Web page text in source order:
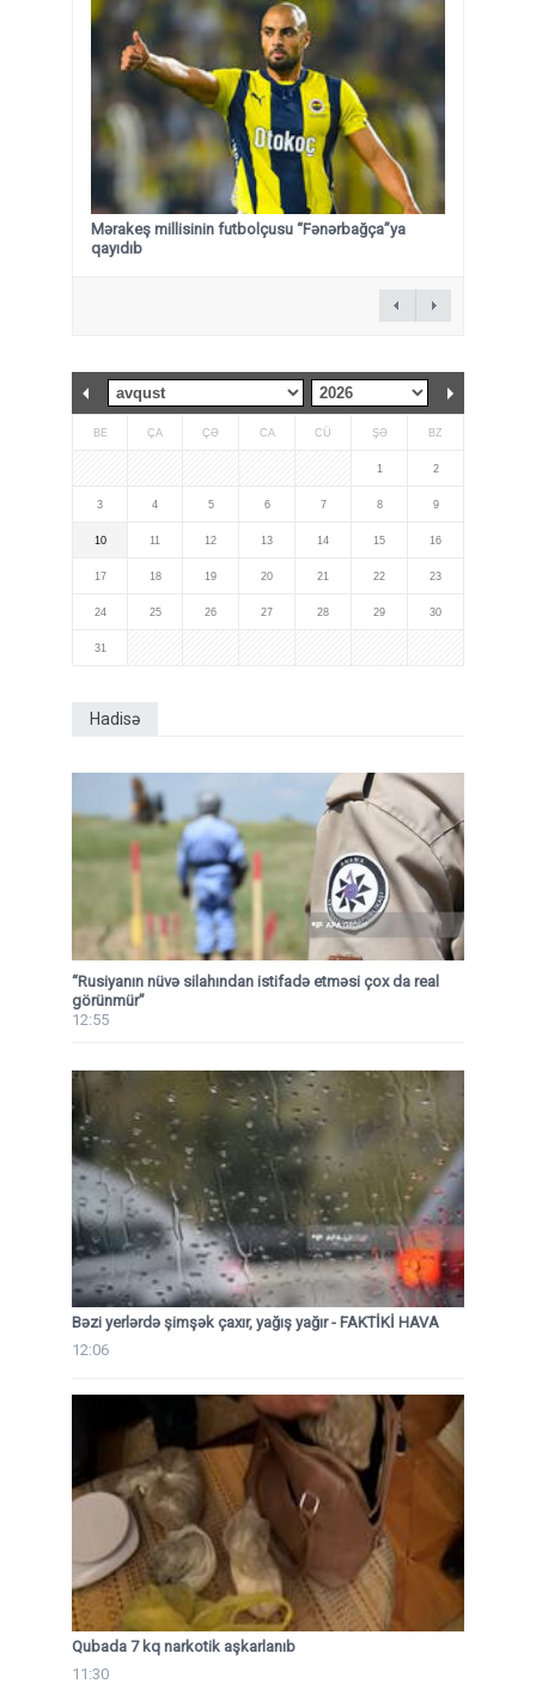
Mərakeş millisinin futbolçusu “Fənərbağça”ya
qayıdıb
BE ÇA ÇƏ CA CÜ ŞƏ BZ
1 2
3 4 5 6 7 8 9
10 11 12 13 14 15 16
17 18 19 20 21 22 23
24 25 26 27 28 29 30
31
Hadisə
“Rusiyanın nüvə silahından istifadə etməsi çox da real
görünmür”
12:55
Bəzi yerlərdə şimşək çaxır, yağış yağır - FAKTİKİ HAVA
12:06
Qubada 7 kq narkotik aşkarlanıb
11:30